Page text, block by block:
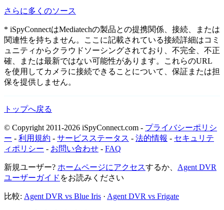
さらに多くのソース
* iSpyConnectはMediatechの製品との提携関係、接続、または
関連性を持ちません。ここに記載されている接続詳細はコミ
ュニティからクラウドソーシングされており、不完全、不正
確、または最新ではない可能性があります。これらのURL
を使用してカメラに接続できることについて、保証または担
保を提供しません。
トップへ戻る
© Copyright 2011-2026 iSpyConnect.com - プライバシーポリシ
ー - 利用規約 - サービスステータス - 法的情報 - セキュリテ
ィポリシー - お問い合わせ - FAQ
新規ユーザー? ホームページにアクセスするか、 Agent DVR
ユーザーガイド をお読みください
比較: Agent DVR vs Blue Iris · Agent DVR vs Frigate